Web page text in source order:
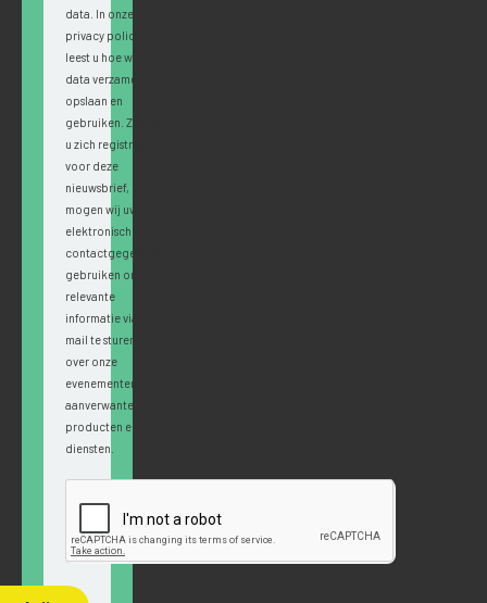
data. In onze
privacy policy
leest u hoe wij
data verzamelen,
opslaan en
gebruiken. Zodra
u zich registreert
voor deze
nieuwsbrief,
mogen wij uw
elektronische
contactgegevens
gebruiken om u
relevante
informatie via e-
mail te sturen
over onze
evenementen en
aanverwante
producten en
diensten.